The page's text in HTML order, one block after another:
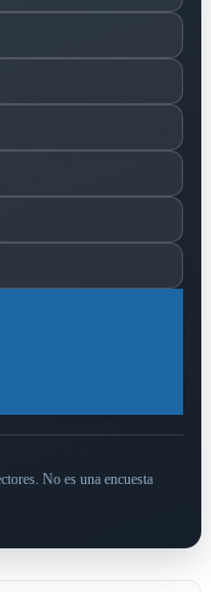
No es una encuesta